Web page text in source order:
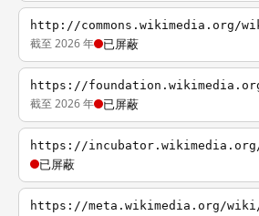
http://commons.wikimedia.org/
截至 2026 年 已屏蔽
https://
截至 2026 年 已屏蔽
https://
已屏蔽
https://meta.wikimedia.org/wiki/